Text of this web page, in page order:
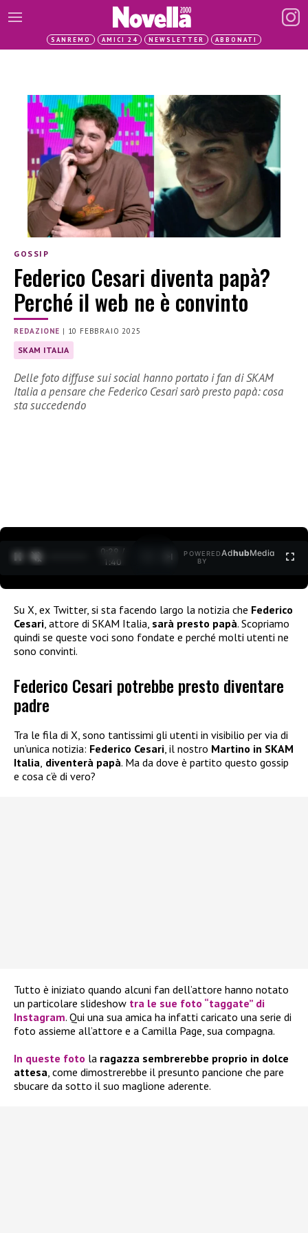
SANREMO AMICI 24 NEWSLETTER ABBONATI
GOSSIP
Federico Cesari diventa papà?
Perché il web ne è convinto
REDAZIONE | 10 FEBBRAIO 2025
SKAM ITALIA
Delle foto diffuse sui social hanno portato i fan di SKAM
Italia a pensare che Federico Cesari sarò presto papà: cosa
sta succedendo
0:30 /
1:40
POWERED
BY
AdhubMedia
Su X, ex Twitter, si sta facendo largo la notizia che Federico
Cesari , attore di SKAM Italia, sarà presto papà. Scopriamo
quindi se queste voci sono fondate e perché molti utenti ne
sono convinti.
Federico Cesari potrebbe presto diventare
padre
Tra le fila di X, sono tantissimi gli utenti in visibilio per via di
un’unica notizia: Federico Cesari, il nostro Martino in SKAM
Italia, diventerà papà. Ma da dove è partito questo gossip
e cosa c’è di vero?
Tutto è iniziato quando alcuni fan dell’attore hanno notato
un particolare slideshow tra le sue foto “taggate” di
Instagram. Qui una sua amica ha infatti caricato una serie di
foto assieme all’attore e a Camilla Page, sua compagna.
In queste foto la ragazza sembrerebbe proprio in dolce
attesa, come dimostrerebbe il presunto pancione che pare
sbucare da sotto il suo maglione aderente.